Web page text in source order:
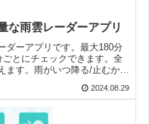
な雨雲レーダーアプリ
ダーアプリです。最大180分
とにチェックできます。全
す。雨がいつ降る/止むか予
2024.08.29